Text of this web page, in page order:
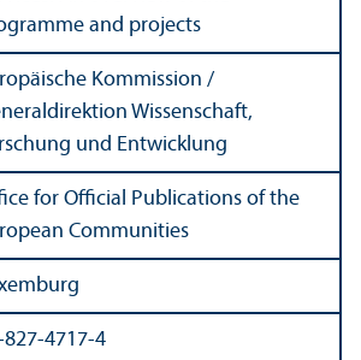
and projects
Kommission /
Wissenschaft,
und Entwicklung
for Official Publications of the
Communities
827-4717-4